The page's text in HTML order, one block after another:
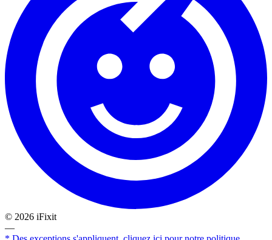
© 2026 iFixit
—